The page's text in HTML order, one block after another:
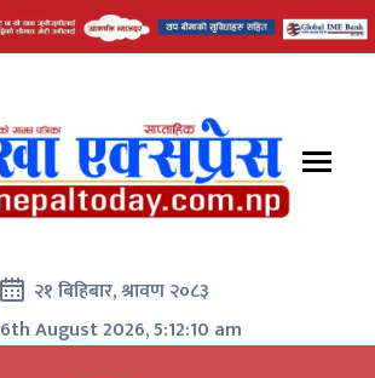
२१ बिहिबार, श्रावण २०८३
6th August 2026, 5:12:10 am